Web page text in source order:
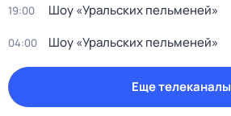
19:00 Шоу «Уральских пельменей»
04:00 Шоу «Уральских пельменей»
Еще телеканалы